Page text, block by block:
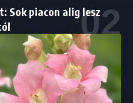
Sok piacon alig lesz